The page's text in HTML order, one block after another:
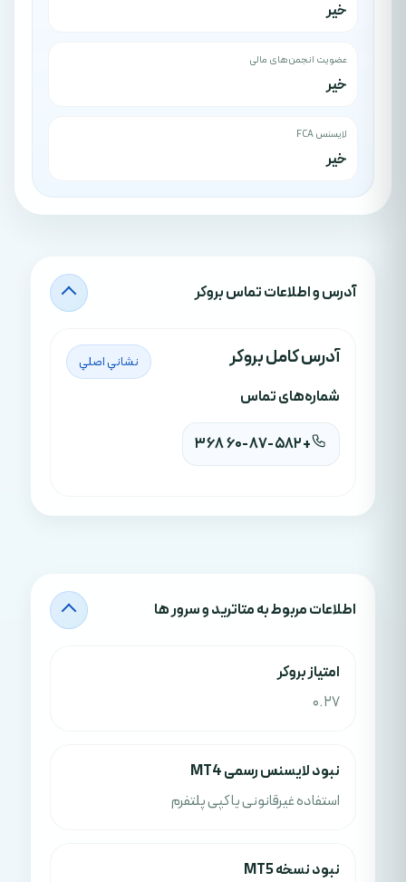
خیر
عضویت انجمن‌های مالی
خیر
لایسنس FCA
خیر
آدرس‌ و اطلاعات تماس بروکر
آدرس کامل بروکر نشاني اصلي
شماره‌های تماس
+60-87-582 368
اطلاعات مربوط به متاترید و سرور ها
امتياز بروکر
0.27
نبود لایسنس رسمی MT4
استفاده غیرقانونی یا کپی پلتفرم
نبود نسخه MT5